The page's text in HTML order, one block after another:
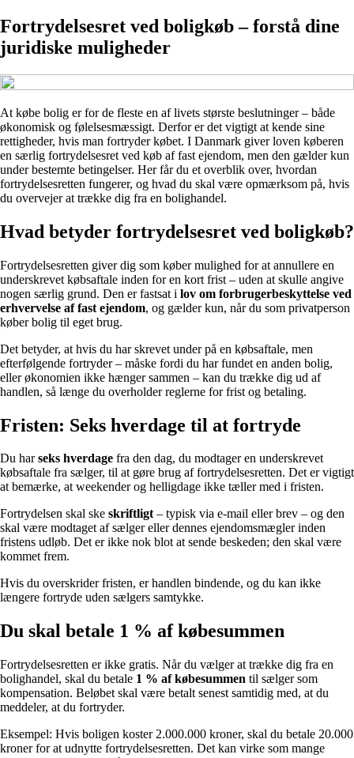
Fortrydelsesret ved boligkøb – forstå dine
juridiske muligheder
At købe bolig er for de fleste en af livets største beslutninger – både
økonomisk og følelsesmæssigt. Derfor er det vigtigt at kende sine
rettigheder, hvis man fortryder købet. I Danmark giver loven køberen
en særlig fortrydelsesret ved køb af fast ejendom, men den gælder kun
under bestemte betingelser. Her får du et overblik over, hvordan
fortrydelsesretten fungerer, og hvad du skal være opmærksom på, hvis
du overvejer at trække dig fra en bolighandel.
Hvad betyder fortrydelsesret ved boligkøb?
Fortrydelsesretten giver dig som køber mulighed for at annullere en
underskrevet købsaftale inden for en kort frist – uden at skulle angive
nogen særlig grund. Den er fastsat i lov om forbrugerbeskyttelse ved
erhvervelse af fast ejendom, og gælder kun, når du som privatperson
køber bolig til eget brug.
Det betyder, at hvis du har skrevet under på en købsaftale, men
efterfølgende fortryder – måske fordi du har fundet en anden bolig,
eller økonomien ikke hænger sammen – kan du trække dig ud af
handlen, så længe du overholder reglerne for frist og betaling.
Fristen: Seks hverdage til at fortryde
Du harseks hverdage fra den dag, du modtager en underskrevet
købsaftale fra sælger, til at gøre brug af fortrydelsesretten. Det er vigtigt
at bemærke, at weekender og helligdage ikke tæller med i fristen.
Fortrydelsen skal ske skriftligt– typisk via e-mail eller brev – og den
skal være modtaget af sælger eller dennes ejendomsmægler inden
fristens udløb. Det er ikke nok blot at sende beskeden; den skal være
kommet frem.
Hvis du overskrider fristen, er handlen bindende, og du kan ikke
længere fortryde uden sælgers samtykke.
Du skal betale 1 % af købesummen
Fortrydelsesretten er ikke gratis. Når du vælger at trække dig fra en
bolighandel, skal du betale 1 % af købesummen til sælger som
kompensation. Beløbet skal være betalt senest samtidig med, at du
meddeler, at du fortryder.
Eksempel: Hvis boligen koster 2.000.000 kroner, skal du betale 20.000
kroner for at udnytte fortrydelsesretten. Det kan virke som mange